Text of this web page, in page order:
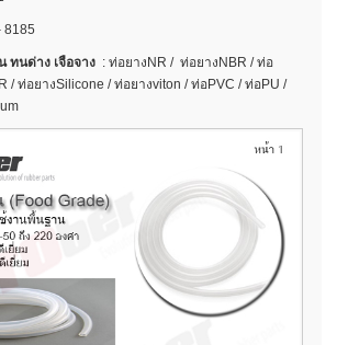
8185
ทนด่าง เจือจาง : ท่อยางNR / ท่อยางNBR / ท่อ
/ ท่อยางSilicone / ท่อยางviton / ท่อPVC / ท่อPU /